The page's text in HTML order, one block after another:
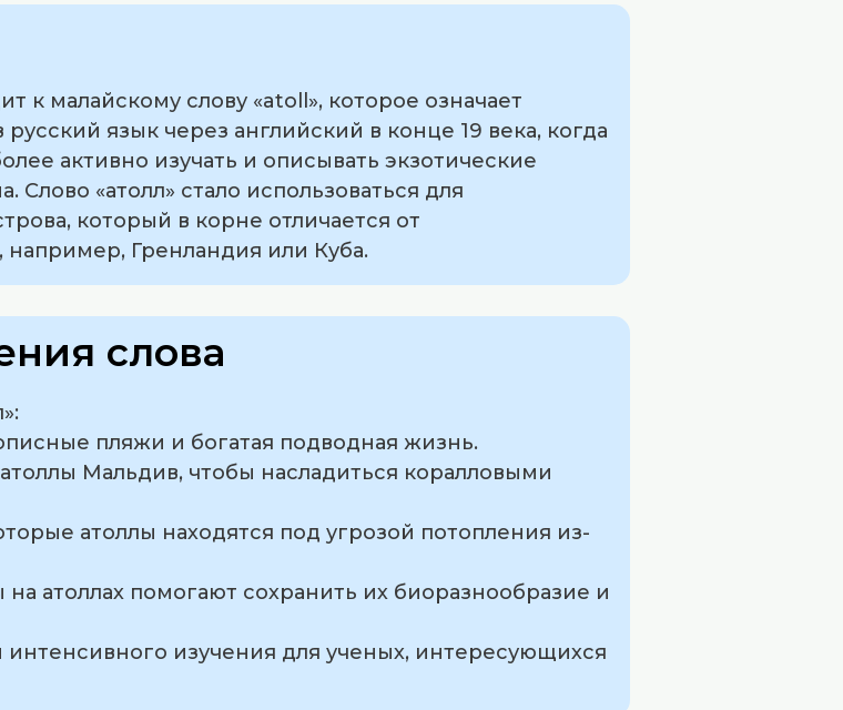
к малайскому слову «atoll», которое означает
язык через английский в конце 19 века, когда
активно изучать и описывать экзотические
«атолл» стало использоваться для
который в корне отличается от
например, Гренландия или Куба.
слова
пляжи и богатая подводная жизнь.
Мальдив, чтобы насладиться коралловыми
атоллы находятся под угрозой потопления из-
атоллах помогают сохранить их биоразнообразие и
интенсивного изучения для ученых, интересующихся